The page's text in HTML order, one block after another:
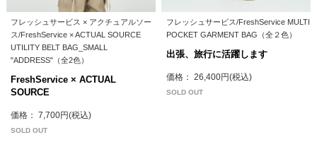
フレッシュサービス × アクチュアルソー
ス/FreshService × ACTUAL SOURCE
UTILITY BELT BAG_SMALL
"ADDRESS"（全2色）
FreshService × ACTUAL
SOURCE
価格： 7,700円(税込)
SOLD OUT
フレッシュサービス/FreshService MULTI
POCKET GARMENT BAG（全２色）
出張、旅行に活躍します
価格： 26,400円(税込)
SOLD OUT